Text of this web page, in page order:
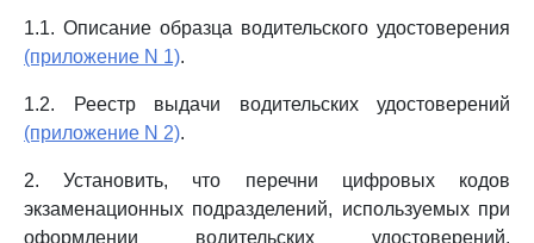
1.1. Описание образца водительского удостоверения
(приложение N 1).
1.2. Реестр выдачи водительских удостоверений
(приложение N 2).
2. Установить, что перечни цифровых кодов
экзаменационных подразделений, используемых при
оформлении водительских удостоверений,